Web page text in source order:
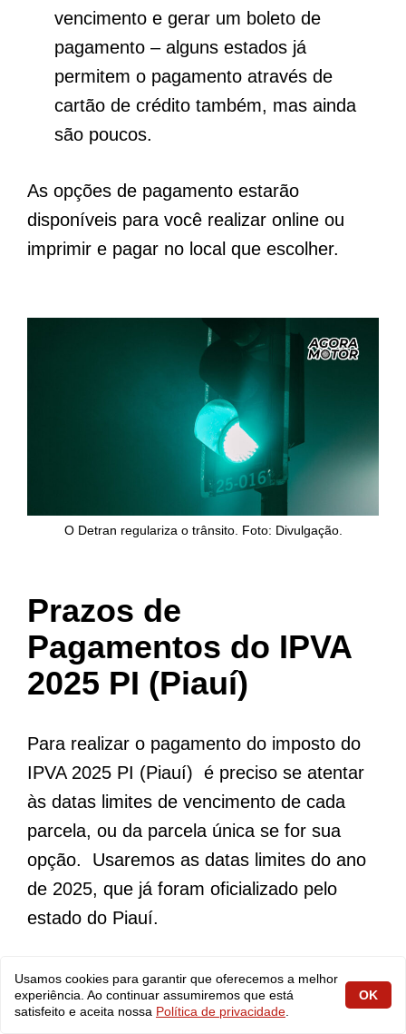
vencimento e gerar um boleto de
pagamento – alguns estados já
permitem o pagamento através de
cartão de crédito também, mas ainda
são poucos.
As opções de pagamento estarão
disponíveis para você realizar online ou
imprimir e pagar no local que escolher.
O Detran regulariza o trânsito. Foto: Divulgação.
Prazos de
Pagamentos do IPVA
2025 PI (Piauí)
Para realizar o pagamento do imposto do
IPVA 2025 PI (Piauí) é preciso se atentar
às datas limites de vencimento de cada
parcela, ou da parcela única se for sua
opção. Usaremos as datas limites do ano
de 2025, que já foram oficializado pelo
estado do Piauí.
Segundo a SEFAZ “A Secretaria de
Fazenda do Piauí (Sefaz-PI) publicou no
Usamos cookies para garantir que oferecemos a melhor
experiência. Ao continuar assumiremos que está
satisfeito e aceita nossa Política de privacidade
OK